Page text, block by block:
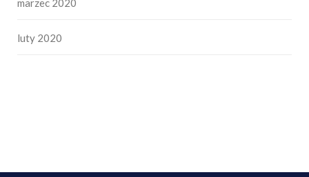
marzec 2020
luty 2020